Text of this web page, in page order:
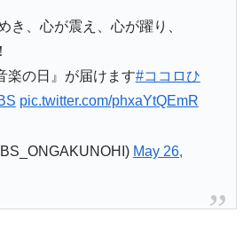
き、心が震え、心が躍り、
楽の日』が届けます#ココロひ
pic.twitter.com/phxaYtQEmR
May 26,